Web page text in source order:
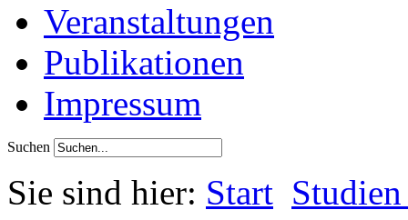
Veranstaltungen
Publikationen
Impressum
Suchen
Sie sind hier: Start